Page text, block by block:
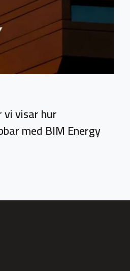
visar hur
med BIM Energy